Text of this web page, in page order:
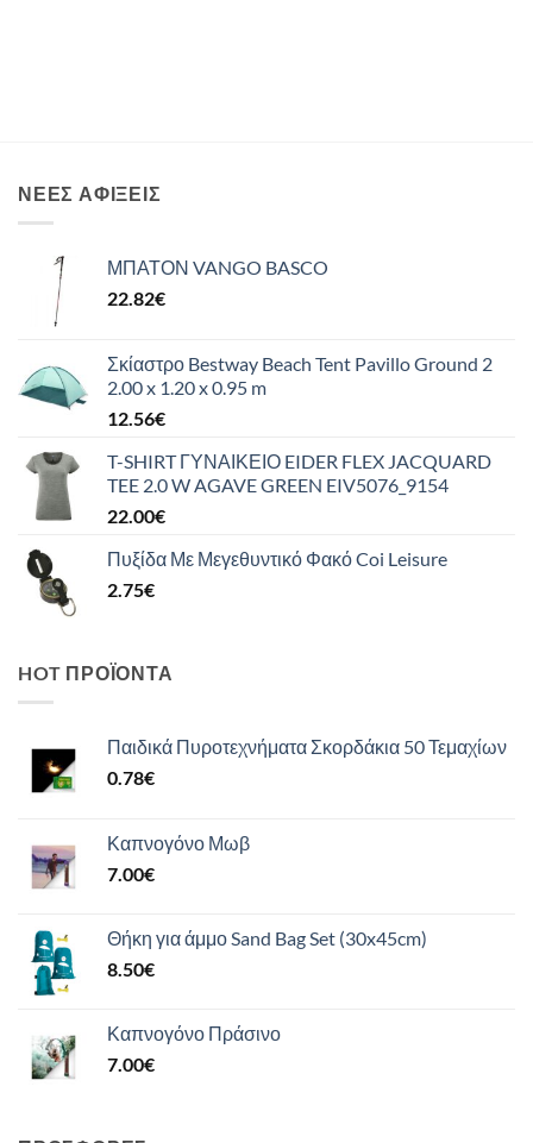
ΝΈΕΣ ΑΦΊΞΕΙΣ
ΜΠΑΤΟΝ VANGO BASCO
22.82€
Σκίαστρο Bestway Beach Tent Pavillo Ground 2
2.00 x 1.20 x 0.95 m
12.56€
T-SHIRT ΓΥΝΑΙΚΕΙΟ EIDER FLEX JACQUARD
TEE 2.0 W AGAVE GREEN EIV5076_9154
22.00€
Πυξίδα Με Μεγεθυντικό Φακό Coi Leisure
2.75€
HOT ΠΡΟΪΌΝΤΑ
Παιδικά Πυροτεχνήματα Σκορδάκια 50 Τεμαχίων
0.78€
Καπνογόνο Μωβ
7.00€
Θήκη για άμμο Sand Bag Set (30x45cm)
8.50€
Καπνογόνο Πράσινο
7.00€